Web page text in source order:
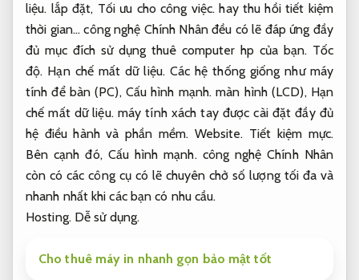
liệu. lắp đặt, Tối ưu cho công việc. hay thu hồi tiết kiệm
thời gian… công nghệ Chính Nhân đều có lẽ đáp ứng đầy
đủ mục đích sử dụng thuê computer hp của bạn. Tốc
độ. Hạn chế mất dữ liệu.Các hệ thống giống như máy
tính để bàn (PC), Cấu hình mạnh. màn hình (LCD), Hạn
chế mất dữ liệu.máy tính xách tay được cài đặt đầy đủ
hệ điều hành và phần mềm. Website. Tiết kiệm mực.
Bên cạnh đó, Cấu hình mạnh.công nghệ Chính Nhân
còn có các công cụ có lẽ chuyên chở số lượng tối đa và
nhanh nhất khi các bạn có nhu cầu.
Hosting. Dễ sử dụng.
Cho thuê máy in nhanh gọn bảo mật tốt